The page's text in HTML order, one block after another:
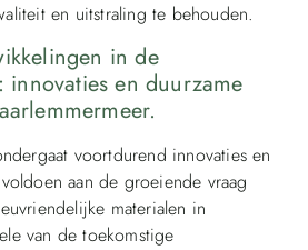
en uitstraling te behouden.
in de
en duurzame
voortdurend innovaties en
aan de groeiende vraag
materialen in
van de toekomstige